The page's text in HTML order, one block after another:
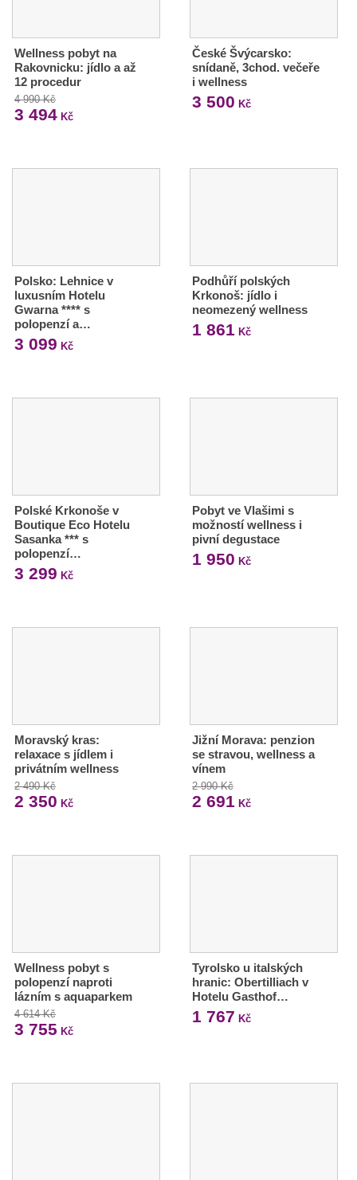
Wellness pobyt na
Rakovnicku: jídlo a až
12 procedur
4 990 Kč
3 494 Kč
České Švýcarsko:
snídaně, 3chod. večeře
i wellness
3 500 Kč
Polsko: Lehnice v
luxusním Hotelu
Gwarna **** s
polopenzí a…
3 099 Kč
Podhůří polských
Krkonoš: jídlo i
neomezený wellness
1 861 Kč
Polské Krkonoše v
Boutique Eco Hotelu
Sasanka *** s
polopenzí…
3 299 Kč
Pobyt ve Vlašimi s
možností wellness i
pivní degustace
1 950 Kč
Moravský kras:
relaxace s jídlem i
privátním wellness
2 490 Kč
2 350 Kč
Jižní Morava: penzion
se stravou, wellness a
vínem
2 990 Kč
2 691 Kč
Wellness pobyt s
polopenzí naproti
lázním s aquaparkem
4 614 Kč
3 755 Kč
Tyrolsko u italských
hranic: Obertilliach v
Hotelu Gasthof…
1 767 Kč